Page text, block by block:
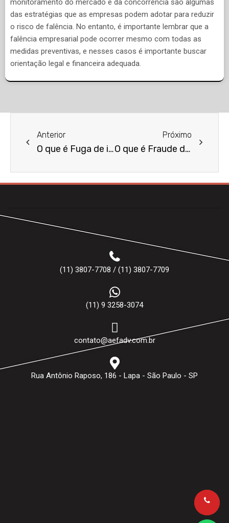
monitoramento do mercado e da concorrência são algumas
das estratégias que as empresas podem adotar para reduzir
o risco de falência. No entanto, é importante lembrar que a
falência empresarial pode ocorrer mesmo com todas as
medidas preventivas, e nesses casos é importante buscar
orientação legal e financeira adequada.
Anterior
O que é Fuga de informação confidencial?
Próximo
O que é Fraude de identidade?
(11) 3807-7708 / (11) 3807-7709
(11) 9 3258-3074
contato@aefadv.com.br
Rua Antônio Raposo, 186 - Lapa - São Paulo - SP